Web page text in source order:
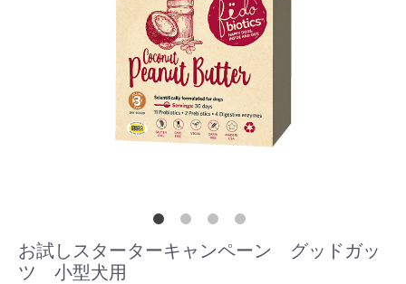
お試しスターターキャンペーン グッドガッ
ツ 小型犬用